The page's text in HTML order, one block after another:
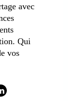
avec
Qui
vos
LinkedIn